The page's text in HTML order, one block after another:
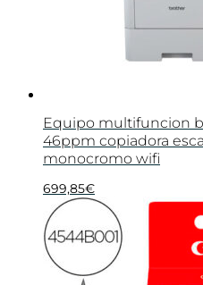
Equipo multifuncion
46ppm copiadora
monocromo wifi
699,85€